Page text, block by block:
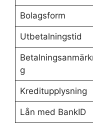
Bolagsform
Utbetalningstid
g
Kreditupplysning
Lån med BankID